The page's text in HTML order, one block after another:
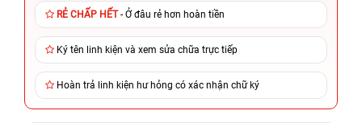
RẺ CHẤP HẾT- Ở đâu rẻ hơn hoàn tiền
Ký tên linh kiện và xem sửa chữa trực tiếp
Hoàn trả linh kiện hư hỏng có xác nhận chữ ký